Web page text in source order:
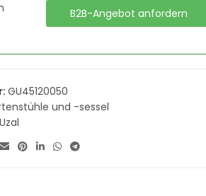
B2B-Angebot anfordern
GU45120050
und -sessel